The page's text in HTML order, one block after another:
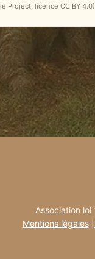
Project, licence CC BY 4.0)
Association
Mentions légales|